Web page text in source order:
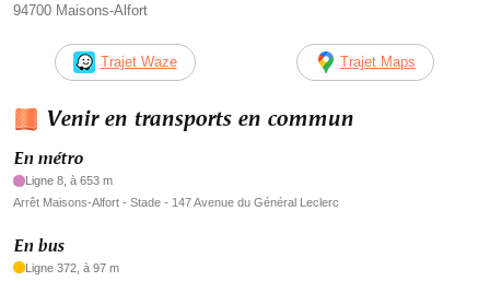
94700 Maisons-Alfort
Trajet Waze Trajet Maps
Venir en transports en commun
En métro
Ligne 8, à 653 m
Arrêt Maisons-Alfort - Stade - 147 Avenue du Général Leclerc
En bus
Ligne 372, à 97 m